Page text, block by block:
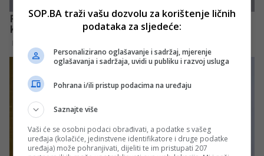
SOP.BA traži vašu dozvolu za korištenje ličnih
podataka za sljedeće:
Personalizirano oglašavanje i sadržaj, mjerenje
oglašavanja i sadržaja, uvidi u publiku i razvoj usluga
Pohrana i/ili pristup podacima na uređaju
Saznajte više
Vaši će se osobni podaci obrađivati, a podatke s vašeg
uređaja (kolačiće, jedinstvene identifikatore i druge podatke
uređaja) može pohranjivati, dijeliti te im pristupati 207